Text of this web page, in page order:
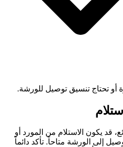
أو تحتاج تنسيق توصيل للورشة.
قد يكون الاستلام من المورد أو
إلى الورشة متاحاً. تأكد دائماً